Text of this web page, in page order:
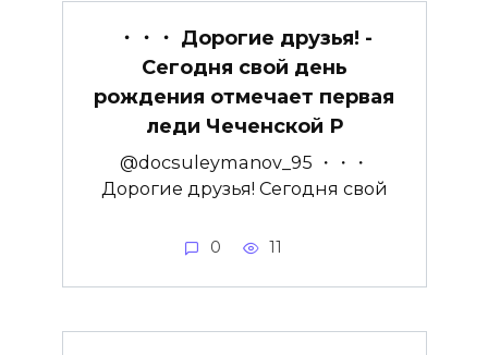
・・・ Дорогие друзья! ­
Сегодня свой день
рождения отмечает первая
леди Чеченской Р
@docsuleymanov_95 ・・・
Дорогие друзья! ­Сегодня свой
0 11